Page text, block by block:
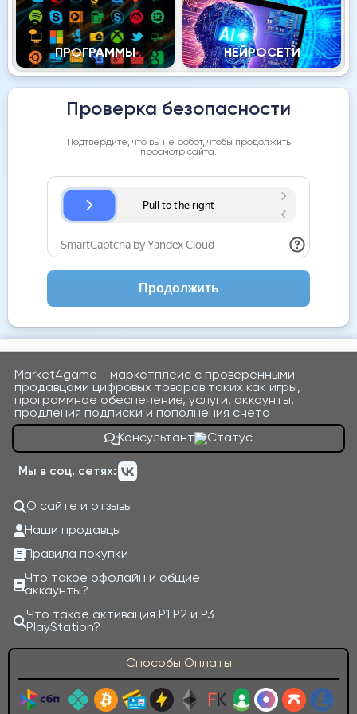
ПРОГРАММЫ НЕЙРОСЕТИ
Проверка безопасности
Подтвердите, что вы не робот, чтобы продолжить
просмотр сайта.
Продолжить
Market4game - маркетплейс с проверенными
продавцами цифровых товаров таких как игры,
программное обеспечение, услуги, аккаунты,
продления подписки и пополнения счета
Консультант
Мы в соц. сетях:
О сайте и отзывы
Наши продавцы
Правила покупки
Что такое оффлайн и общие
аккаунты?
Что такое активация P1 P2 и P3
PlayStation?
Способы Оплаты